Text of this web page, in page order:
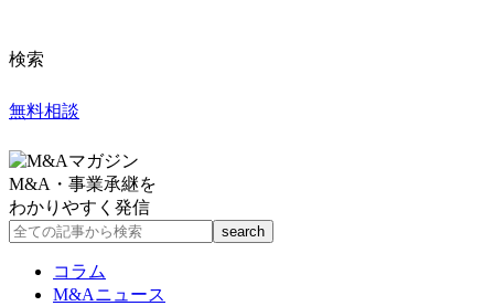
検索
無料相談
M&A・事業承継を
わかりやすく発信
コラム
M&Aニュース